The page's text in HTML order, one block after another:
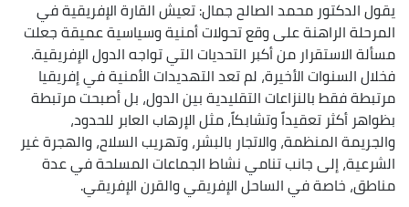
يقول الدكتور محمد الصالح جمال: تعيش القارة الإفريقية في
المرحلة الراهنة على وقع تحولات أمنية وسياسية عميقة جعلت
مسألة الاستقرار من أكبر التحديات التي تواجه الدول الإفريقية.
فخلال السنوات الأخيرة، لم تعد التهديدات الأمنية في إفريقيا
مرتبطة فقط بالنزاعات التقليدية بين الدول، بل أصبحت مرتبطة
بظواهر أكثر تعقيداً وتشابكاً، مثل الإرهاب العابر للحدود،
والجريمة المنظمة، والاتجار بالبشر، وتهريب السلاح، والهجرة غير
الشرعية، إلى جانب تنامي نشاط الجماعات المسلحة في عدة
مناطق، خاصة في الساحل الإفريقي والقرن الإفريقي.